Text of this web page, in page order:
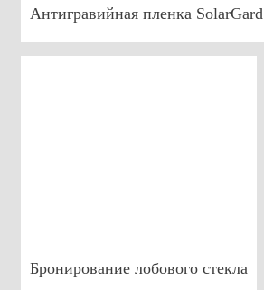
Антигравийная пленка SolarGard
Бронирование лобового стекла